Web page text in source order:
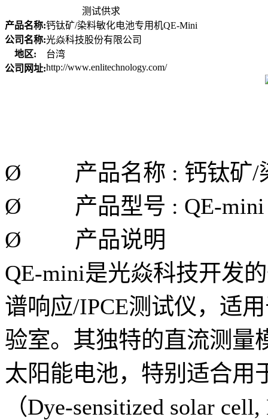
测试供求
产品名称:钙钛矿/染料敏化电池专用机QE-Mini
公司名称:光焱科技股份有限公司
地区:
台湾
公司网址:http://www.enlitechnology.com/
Ø
产品名称 : 钙钛矿/
Ø
产品型号 : QE-mini
Ø
产品说明
QE-mini是光焱科技开发
谱响应/IPCE测试仪，适
验室。其独特的直流测量
太阳能电池，特别适合用
（Dye-sensitized solar